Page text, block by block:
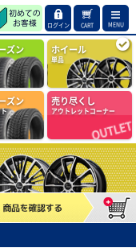
ログイン CART MENU
ズン ホイール
単品
ズン 売り尽くし
アウトレットコーナー